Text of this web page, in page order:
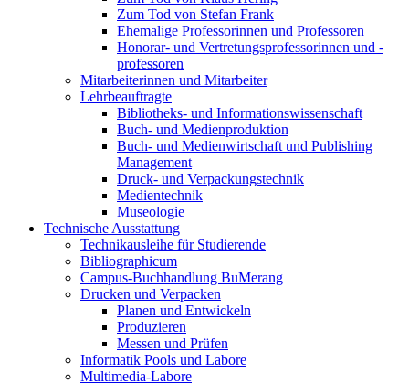
Zum Tod von Stefan Frank
Ehemalige Professorinnen und Professoren
Honorar- und Vertretungsprofessorinnen und -
professoren
Mitarbeiterinnen und Mitarbeiter
Lehrbeauftragte
Bibliotheks- und Informationswissenschaft
Buch- und Medienproduktion
Buch- und Medienwirtschaft und Publishing
Management
Druck- und Verpackungstechnik
Medientechnik
Museologie
Technische Ausstattung
Technikausleihe für Studierende
Bibliographicum
Campus-Buchhandlung BuMerang
Drucken und Verpacken
Planen und Entwickeln
Produzieren
Messen und Prüfen
Informatik Pools und Labore
Multimedia-Labore